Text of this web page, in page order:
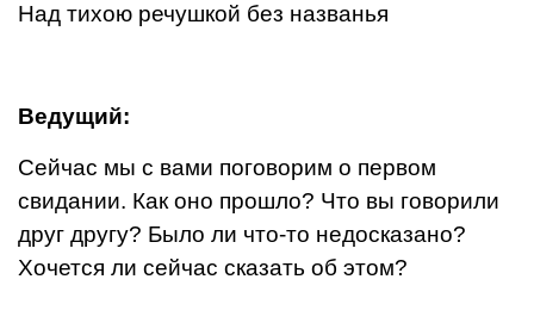
Над тихою речушкой без названья
Ведущий:
Сейчас мы с вами поговорим о первом
свидании. Как оно прошло? Что вы говорили
друг другу? Было ли что-то недосказано?
Хочется ли сейчас сказать об этом?